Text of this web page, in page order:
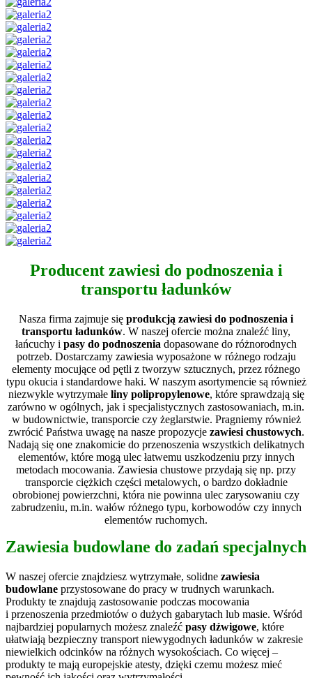
Producent zawiesi do podnoszenia i
transportu ładunków
Nasza firma zajmuje się produkcją zawiesi do podnoszenia i
transportu ładunków. W naszej ofercie można znaleźć liny,
łańcuchy i pasy do podnoszenia dopasowane do różnorodnych
potrzeb. Dostarczamy zawiesia wyposażone w różnego rodzaju
elementy mocujące od pętli z tworzyw sztucznych, przez różnego
typu okucia i standardowe haki. W naszym asortymencie są również
niezwykle wytrzymałe liny polipropylenowe, które sprawdzają się
zarówno w ogólnych, jak i specjalistycznych zastosowaniach, m.in.
w budownictwie, transporcie czy żeglarstwie. Pragniemy również
zwrócić Państwa uwagę na nasze propozycje zawiesi chustowych.
Nadają się one znakomicie do przenoszenia wszystkich delikatnych
elementów, które mogą ulec łatwemu uszkodzeniu przy innych
metodach mocowania. Zawiesia chustowe przydają się np. przy
transporcie ciężkich części metalowych, o bardzo dokładnie
obrobionej powierzchni, która nie powinna ulec zarysowaniu czy
zabrudzeniu, m.in. wałów różnego typu, korbowodów czy innych
elementów ruchomych.
Zawiesia budowlane do zadań specjalnych
W naszej ofercie znajdziesz wytrzymałe, solidne zawiesia
budowlane przystosowane do pracy w trudnych warunkach.
Produkty te znajdują zastosowanie podczas mocowania
i przenoszenia przedmiotów o dużych gabarytach lub masie. Wśród
najbardziej popularnych możesz znaleźć pasy dźwigowe, które
ułatwiają bezpieczny transport niewygodnych ładunków w zakresie
niewielkich odcinków na różnych wysokościach. Co więcej –
produkty te mają europejskie atesty, dzięki czemu możesz mieć